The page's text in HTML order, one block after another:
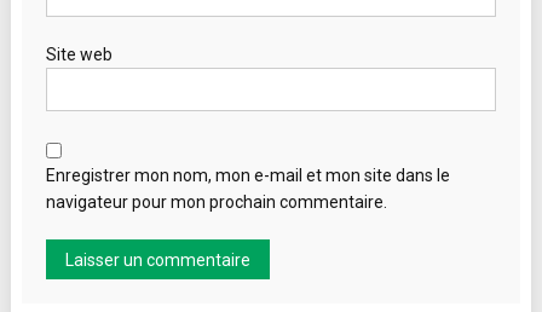
Site web
Enregistrer mon nom, mon e-mail et mon site dans le
navigateur pour mon prochain commentaire.